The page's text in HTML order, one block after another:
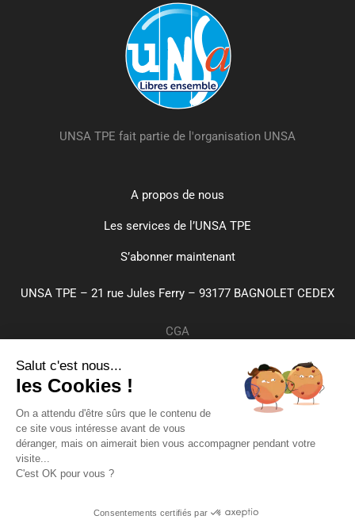
UNSA TPE fait partie de l'organisation UNSA
A propos de nous
Les services de l’UNSA TPE
S’abonner maintenant
UNSA TPE – 21 rue Jules Ferry – 93177 BAGNOLET CEDEX
CGA
Mentions légales
Salut c'est nous...
les Cookies !
On a attendu d'être sûrs que le contenu de
ce site vous intéresse avant de vous
déranger, mais on aimerait bien vous accompagner pendant votre
visite...
C'est OK pour vous ?
Consentements certifiés par